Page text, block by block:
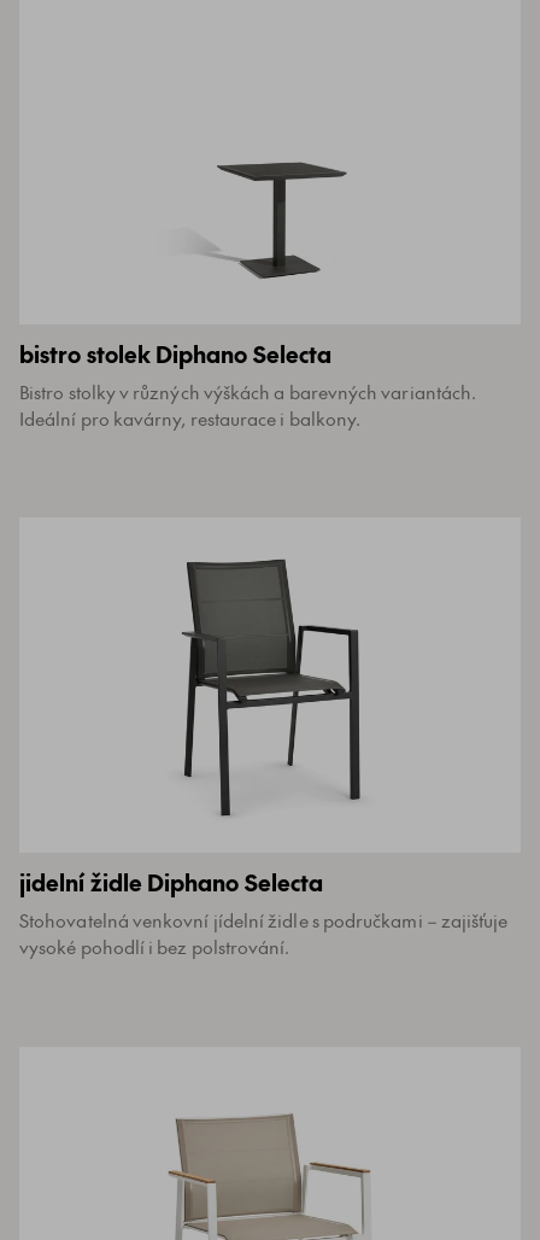
bistro stolek Diphano Selecta
Bistro stolky v různých výškách a barevných variantách.
Ideální pro kavárny, restaurace i balkony.
jidelní židle Diphano Selecta
Stohovatelná venkovní jídelní židle s područkami – zajišťuje
vysoké pohodlí i bez polstrování.